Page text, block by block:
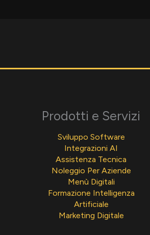
Prodotti e Servizi
Sviluppo Software
Integrazioni AI
Assistenza Tecnica
Noleggio Per Aziende
Menù Digitali
Formazione Intelligenza
Artificiale
Marketing Digitale